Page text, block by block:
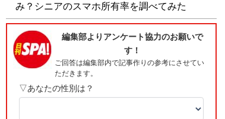
み？シニアのスマホ所有率を調べてみた